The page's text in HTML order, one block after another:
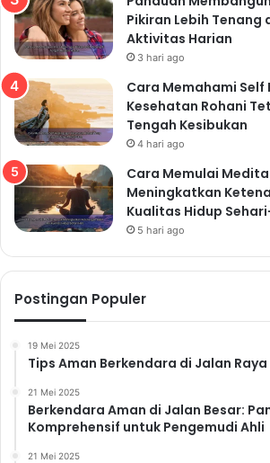
Pikiran Lebih Tenang
Aktivitas Harian
3 hari ago
Cara Memahami
Kesehatan Rohani
Tengah Kesibukan
4 hari ago
Cara Memulai
Meningkatkan
Kualitas Hidup
5 hari ago
Postingan Populer
19 Mei 2025
Tips Aman Berkendara di Jalan Raya
21 Mei 2025
Berkendara Aman di Jalan Besar:
Komprehensif untuk Pengemudi Ahli
21 Mei 2025